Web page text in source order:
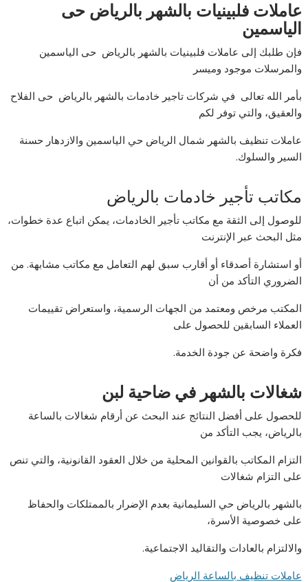
عاملات فلبينيات بالشهر بالرياض حى
الياسمين
فإن طلبك إلى عاملات فلبينيات بالشهر بالرياض حى الياسمين
والمرسلات موجود وميسر
بأمر الله تعالى في شركات تاجير خادمات بالشهر بالرياض حى الفلاح
والعقيق، والتي توفر لكم
عاملات تنظيف بالشهر شمال الرياض حي الياسمين والازدهار حسنة
السير والسلوك.
مكاتب تأجير خادمات بالرياض
للوصول إلى الثقة مع مكاتب تأجير الخادمات، يمكن اتباع عدة خطوات،
مثل البحث عبر الإنترنت
أو استشارة أصدقاء أو أقارب سبق لهم التعامل مع مكاتب مشابهة. من
الضروري التأكد من أن
المكتب مرخص ومعتمد من الجهات الرسمية، واستعراض تقييمات
العملاء السابقين للحصول على
فكرة واضحة عن جودة الخدمة.
شغالات بالشهر في ضاحية لبن
للحصول على أفضل النتائج عند البحث عن أرقام شغالات بالساعة
بالرياض، يجب التأكد من
التزام المكاتب بالقوانين المحلية من خلال العقود القانونية، والتي تنص
على التزام شغالات
بالشهر بالرياض حي السليمانية بعدم الإضرار بالممتلكات والحفاظ
على خصوصية الأسرة،
والالتزام بالعادات والتقاليد الاجتماعية.
عاملات تنظيف بالساعة الرياض